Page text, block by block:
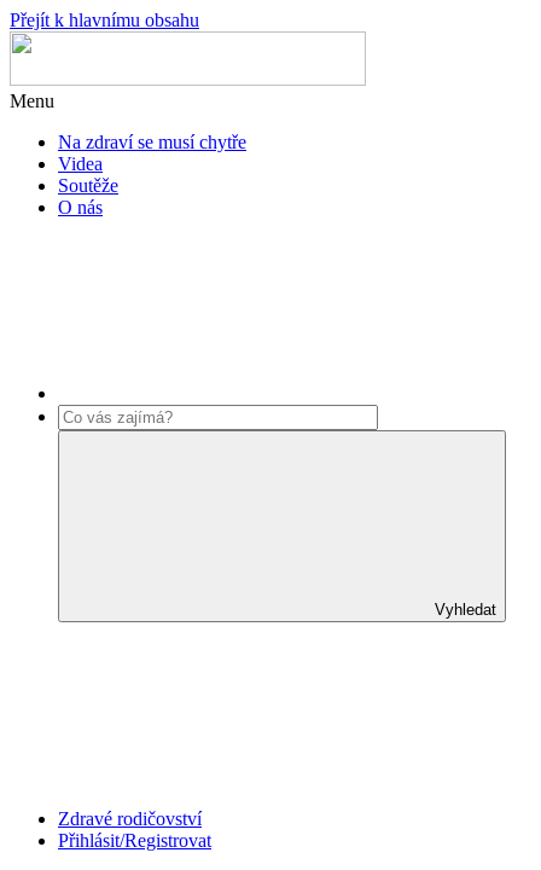
Přejít k hlavnímu obsahu
Menu
Na zdraví se musí chytře
Videa
Soutěže
O nás
Vyhledat
Zdravé rodičovství
Přihlásit/Registrovat